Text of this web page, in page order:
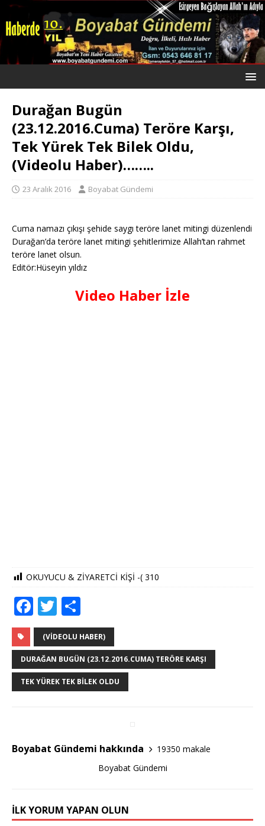
Durağan Bugün
(23.12.2016.Cuma) Teröre Karşı,
Tek Yürek Tek Bilek Oldu,
(Videolu Haber)……..
23 Aralık 2016 Boyabat Gündemi
Cuma namazı çıkışı şehide saygı teröre lanet mitingi düzenlendi
Durağan’da teröre lanet mitingi şehitlerimize Allah’tan rahmet
teröre lanet olsun.
Editör:Hüseyin yıldız
Video Haber İzle
OKUYUCU & ZİYARETCİ KİŞİ -( 310
F
a
c
e
b
k
T
w
it
te
r
h
ar
e
(VIDEOLU HABER)
DURAĞAN BUGÜN (23.12.2016.CUMA) TERÖRE KARŞI
TEK YÜREK TEK BILEK OLDU
Boyabat Gündemi hakkında
19350 makale
Boyabat Gündemi
İLK YORUM YAPAN OLUN